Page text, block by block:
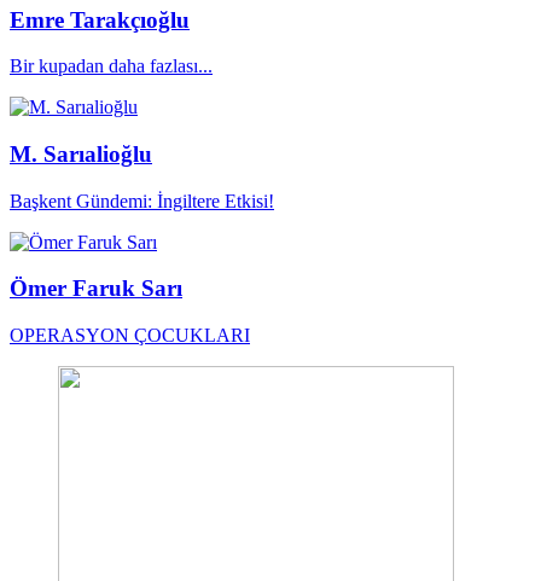
Emre Tarakçıoğlu
Bir kupadan daha fazlası...
M. Sarıalioğlu
Başkent Gündemi: İngiltere Etkisi!
Ömer Faruk Sarı
OPERASYON ÇOCUKLARI